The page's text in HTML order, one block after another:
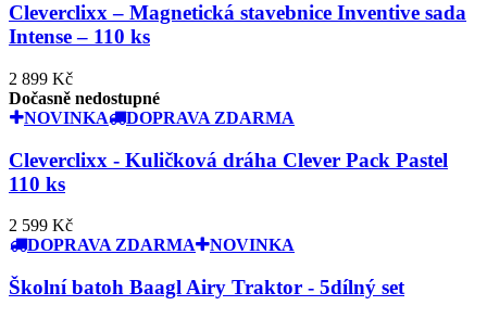
Cleverclixx – Magnetická stavebnice Inventive sada
Intense – 110 ks
2 899 Kč
Dočasně nedostupné
NOVINKA
DOPRAVA ZDARMA
Cleverclixx - Kuličková dráha Clever Pack Pastel
110 ks
2 599 Kč
DOPRAVA ZDARMA
NOVINKA
Školní batoh Baagl Airy Traktor - 5dílný set